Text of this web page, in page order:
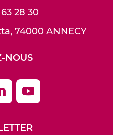
28 30
74000 ANNECY
NOUS